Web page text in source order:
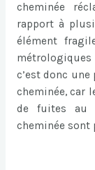
cheminée
rapport à
élément
c’est donc
cheminée, car
de fuites au
cheminée sont